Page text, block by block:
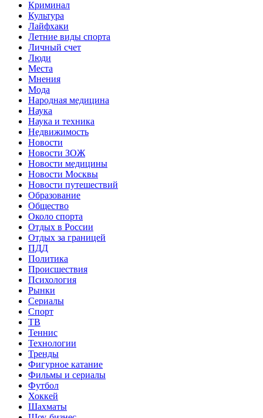
Криминал
Культура
Лайфхаки
Летние виды спорта
Личный счет
Люди
Места
Мнения
Мода
Народная медицина
Наука
Наука и техника
Недвижимость
Новости
Новости ЗОЖ
Новости медицины
Новости Москвы
Новости путешествий
Образование
Общество
Около спорта
Отдых в России
Отдых за границей
ПДД
Политика
Происшествия
Психология
Рынки
Сериалы
Спорт
ТВ
Теннис
Технологии
Тренды
Фигурное катание
Фильмы и сериалы
Футбол
Хоккей
Шахматы